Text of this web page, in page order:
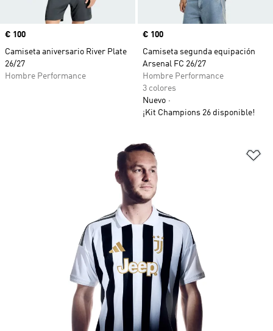
Precio
€ 100
Camiseta aniversario River Plate
26/27
Hombre Performance
Precio
€ 100
Camiseta segunda equipación
Arsenal FC 26/27
Hombre Performance
3 colores
Nuevo
¡Kit Champions 26 disponible!